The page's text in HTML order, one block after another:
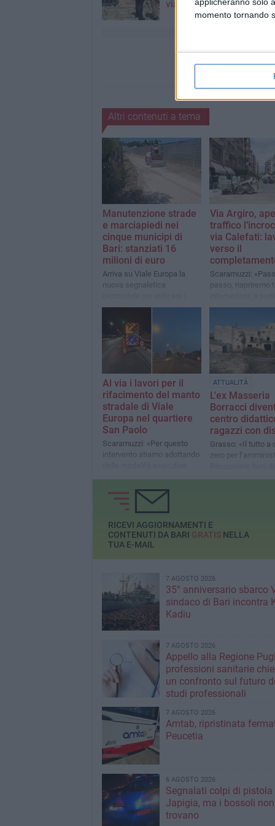
momento tornando
via Manzoni di domani"
Altri contenuti a tema
Manutenzione strade
e marciapiedi nei
cinque municipi di
Bari: stanziati 16
milioni di euro
Arriva su Viale Europa la
nuova segnaletica
limiti massimi di velocità
Via Argiro,
traffico
via Calefati:
verso il
Scaramuzzi:
passo, riapriremo
Dante nella prima
A​l via i lavori per il
rifacimento del manto
stradale di Viale
Europa nel quartiere
San Paolo
Scaramuzzi: «Per questo
intervento stiamo adottando
performanti, attraverso
scavi più profondi rispetto al
solito e l'utilizzo di un
materiale più resistente»
ATTUALITÀ
L'ex Masseria
Borracci
centro
ragazzi con
Grasso: «Il tutto a
zero per
patrimonio
RICEVI AGGIORNAMENTI E
CONTENUTI DA BARI GRATISNELLA
TUA E-MAIL
7 AGOSTO 2026
35° anniversario sbarco
sindaco di Bari incontra
Kadiu
7 AGOSTO 2026
Appello alla Regione
professioni sanitarie
un confronto sul futuro
studi professionali
7 AGOSTO 2026
Amtab, ripristinata
Peucetia
6 AGOSTO 2026
Segnalati colpi di pistola
Japigia, ma i bossoli
trovano